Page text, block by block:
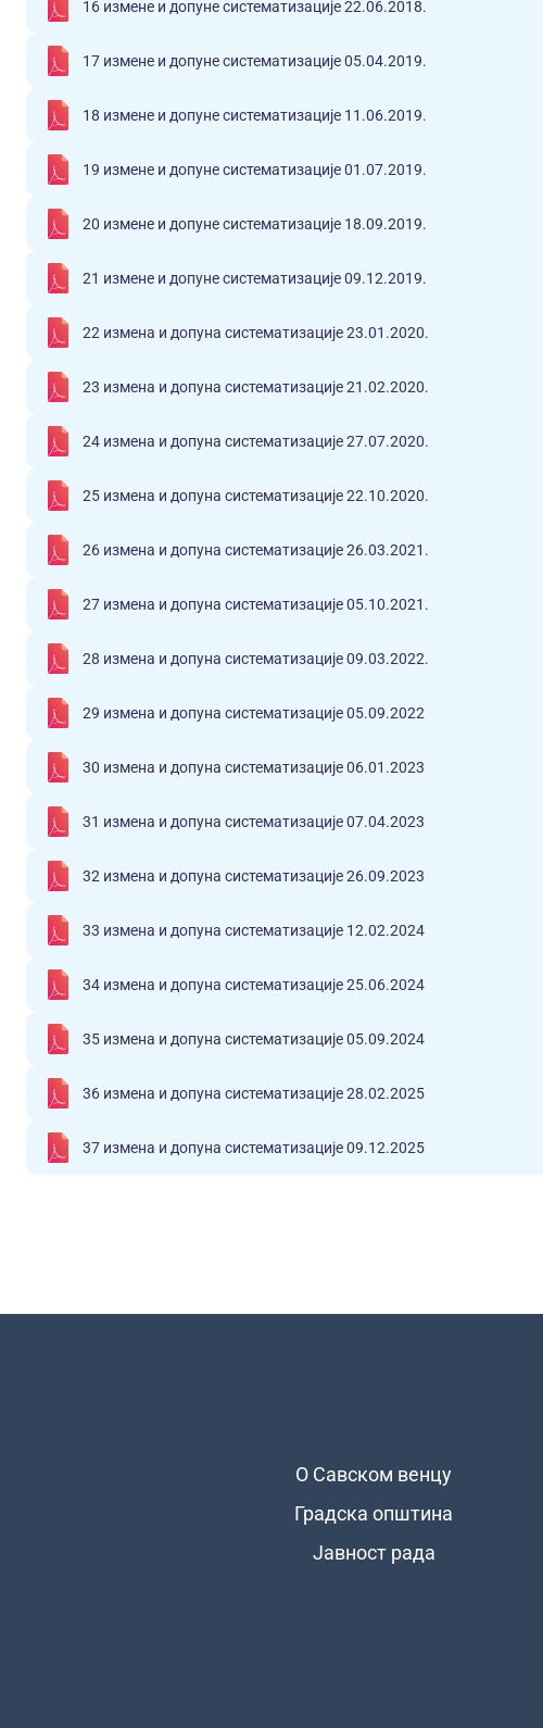
16 измене и допуне систематизације 22.06.2018.
17 измене и допуне систематизације 05.04.2019.
18 измене и допуне систематизације 11.06.2019.
19 измене и допуне систематизације 01.07.2019.
20 измене и допуне систематизације 18.09.2019.
21 измене и допуне систематизације 09.12.2019.
22 измена и допуна систематизације 23.01.2020.
23 измена и допуна систематизације 21.02.2020.
24 измена и допуна систематизације 27.07.2020.
25 измена и допуна систематизације 22.10.2020.
26 измена и допуна систематизације 26.03.2021.
27 измена и допуна систематизације 05.10.2021.
28 измена и допуна систематизације 09.03.2022.
29 измена и допуна систематизације 05.09.2022
30 измена и допуна систематизације 06.01.2023
31 измена и допуна систематизације 07.04.2023
32 измена и допуна систематизације 26.09.2023
33 измена и допуна систематизације 12.02.2024
34 измена и допуна систематизације 25.06.2024
35 измена и допуна систематизације 05.09.2024
36 измена и допуна систематизације 28.02.2025
37 измена и допуна систематизације 09.12.2025
О Савском венцу
Градска општина
Јавност рада